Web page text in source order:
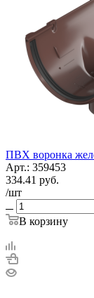
ПВХ воронка
Арт.: 359453
334.41 руб.
/шт
В корзину